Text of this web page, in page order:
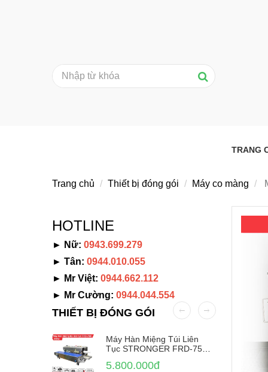
HOTLINE
► Nữ: 0943.699.279
► Tân: 0944.010.055
► Mr Việt: 0944.662.112
► Mr Cường: 0944.044.554
THIẾT BỊ ĐÓNG GÓI
Máy Hàn Miệng Túi Liên
Tục STRONGER FRD-750-
5.800.000đ
TRANG
Trang chủ Thiết bị đóng gói Máy co màng